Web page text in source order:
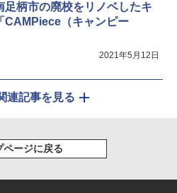
足柄市の廃校をリノベしたキ
CAMPiece（キャンピー
2021年5月12日
連記事を見る
ページに戻る